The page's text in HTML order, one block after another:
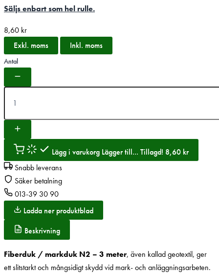
Säljs enbart som hel rulle.
8,60 kr
Exkl. moms
Inkl. moms
Antal
Lägg i varukorg Lägger till... Tillagd! 8,60 kr
Snabb leverans
Säker betalning
013-39 30 90
Ladda ner produktblad
Beskrivning
Fiberduk / markduk N2 – 3 meter, även kallad geotextil, ger
ett slitstarkt och mångsidigt skydd vid mark- och anläggningsarbeten.